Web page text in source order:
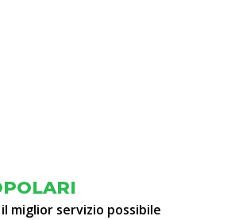
miglior servizio possibile